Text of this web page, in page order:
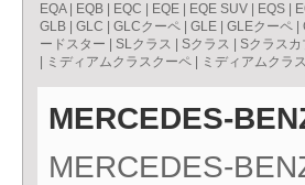
EQA| EQB EQC EQE EQE SUV EQS
GLB
GLC GLCクーペ GLE GLEクーペ
ードスター
SLクラス Sクラス Sクラスカ
ミディアムクラスクーペ ミディアムクラ
MERCEDES-
MERCEDES-